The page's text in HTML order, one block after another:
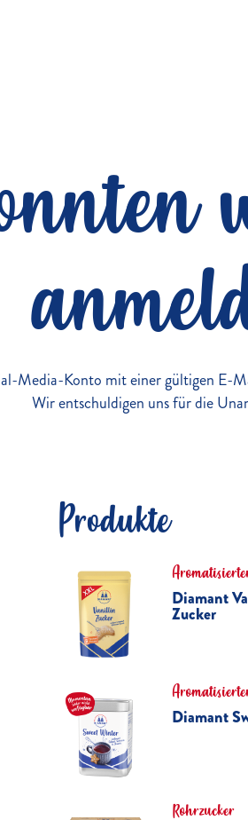
Media-Konto mit einer gültigen E-
Wir entschuldigen uns für die
Produkte
Diamant
Zucker
Diamant
Rohrzucker